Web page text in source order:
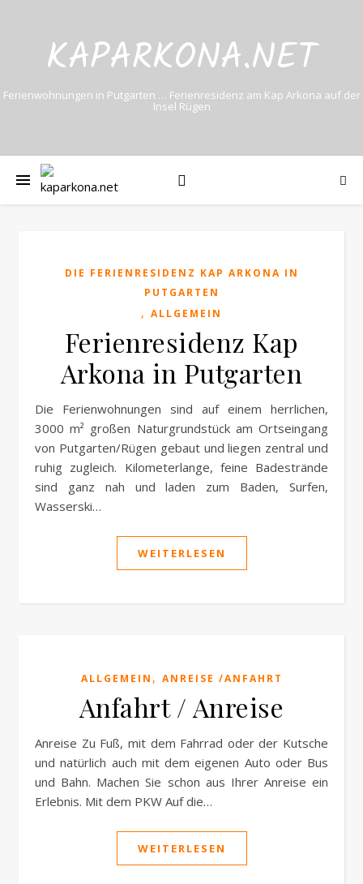
KAPARKONA.NET
Ferienwohnungen in Putgarten … Ferienresidenz am Kap Arkona auf der
Insel Rügen
DIE FERIENRESIDENZ KAP ARKONA IN
PUTGARTEN
, ALLGEMEIN
Ferienresidenz Kap
Arkona in Putgarten
Die Ferienwohnungen sind auf einem herrlichen,
3000 m² großen Naturgrundstück am Ortseingang
von Putgarten/Rügen gebaut und liegen zentral und
ruhig zugleich. Kilometerlange, feine Badestrände
sind ganz nah und laden zum Baden, Surfen,
Wasserski…
WEITERLESEN
ALLGEMEIN , ANREISE /ANFAHRT
Anfahrt / Anreise
Anreise Zu Fuß, mit dem Fahrrad oder der Kutsche
und natürlich auch mit dem eigenen Auto oder Bus
und Bahn. Machen Sie schon aus Ihrer Anreise ein
Erlebnis. Mit dem PKW Auf die…
WEITERLESEN